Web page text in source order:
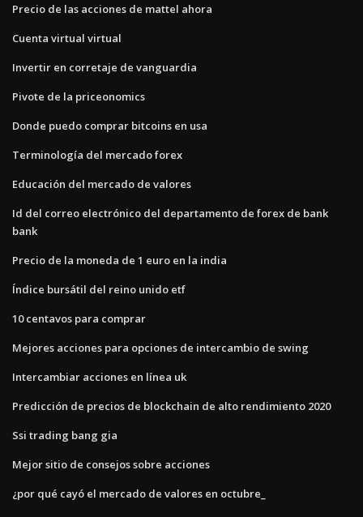
Precio de las acciones de mattel ahora
Cuenta virtual virtual
Invertir en corretaje de vanguardia
Pivote de la priceonomics
Donde puedo comprar bitcoins en usa
Terminología del mercado forex
Educación del mercado de valores
Id del correo electrónico del departamento de forex de bank
bank
Precio de la moneda de 1 euro en la india
Índice bursátil del reino unido etf
10 centavos para comprar
Mejores acciones para opciones de intercambio de swing
Intercambiar acciones en línea uk
Predicción de precios de blockchain de alto rendimiento 2020
Ssi trading bang gia
Mejor sitio de consejos sobre acciones
¿por qué cayó el mercado de valores en octubre_